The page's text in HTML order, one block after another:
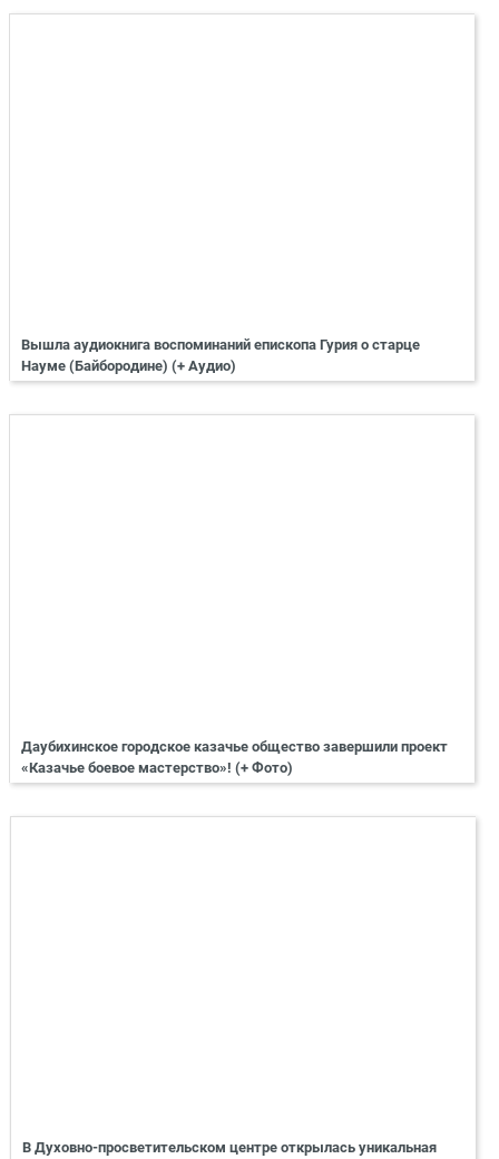
Вышла аудиокнига воспоминаний епископа Гурия о старце
Науме (Байбородине) (+ Аудио)
Даубихинское городское казачье общество завершили проект
«Казачье боевое мастерство»! (+ Фото)
В Духовно-просветительском центре открылась уникальная